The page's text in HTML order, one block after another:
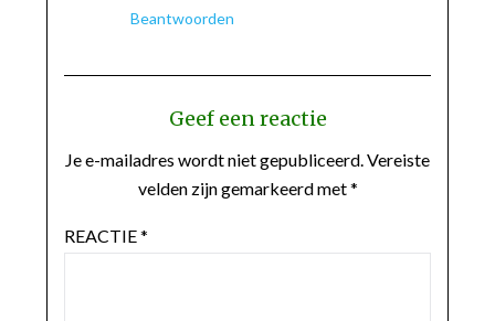
Beantwoorden
Geef een reactie
Je e-mailadres wordt niet gepubliceerd.Vereiste
velden zijn gemarkeerd met*
REACTIE*